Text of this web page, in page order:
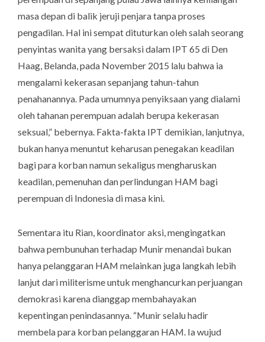
masa depan di balik jeruji penjara tanpa proses
pengadilan. Hal ini sempat dituturkan oleh salah seorang
penyintas wanita yang bersaksi dalam IPT 65 di Den
Haag, Belanda, pada November 2015 lalu bahwa ia
mengalami kekerasan sepanjang tahun-tahun
penahanannya. Pada umumnya penyiksaan yang dialami
oleh tahanan perempuan adalah berupa kekerasan
seksual,” bebernya. Fakta-fakta IPT demikian, lanjutnya,
bukan hanya menuntut keharusan penegakan keadilan
bagi para korban namun sekaligus mengharuskan
keadilan, pemenuhan dan perlindungan HAM bagi
perempuan di Indonesia di masa kini.
Sementara itu Rian, koordinator aksi, mengingatkan
bahwa pembunuhan terhadap Munir menandai bukan
hanya pelanggaran HAM melainkan juga langkah lebih
lanjut dari militerisme untuk menghancurkan perjuangan
demokrasi karena dianggap membahayakan
kepentingan penindasannya. “Munir selalu hadir
membela para korban pelanggaran HAM. Ia wujud